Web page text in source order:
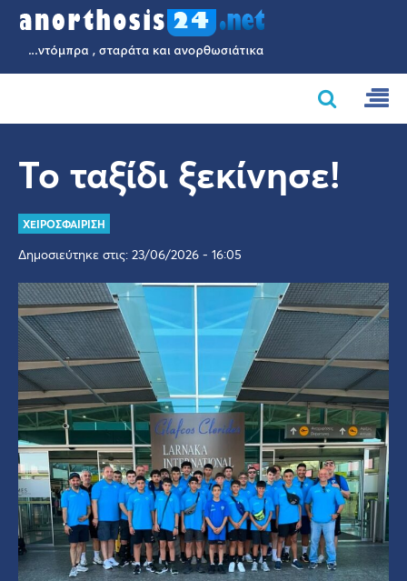
Το ταξίδι ξεκίνησε!
ΧΕΙΡΟΣΦΑΙΡΙΣΗ
Δημοσιεύτηκε στις: 23/06/2026 - 16:05